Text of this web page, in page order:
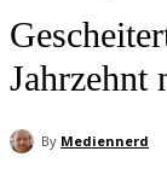
Jahrzehnt
By Mediennerd